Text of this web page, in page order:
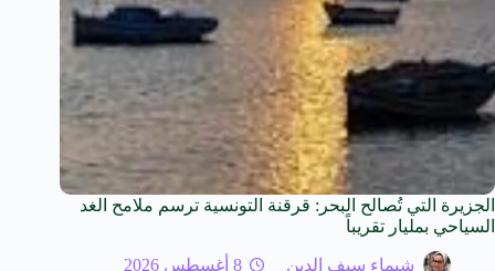
الجزيرة التي تُصالح البحر: قرقنة التونسية ترسم ملامح الغد
السياحي بمليار تقريباً
شيماء سيف الدين
8 أغسطس 2026